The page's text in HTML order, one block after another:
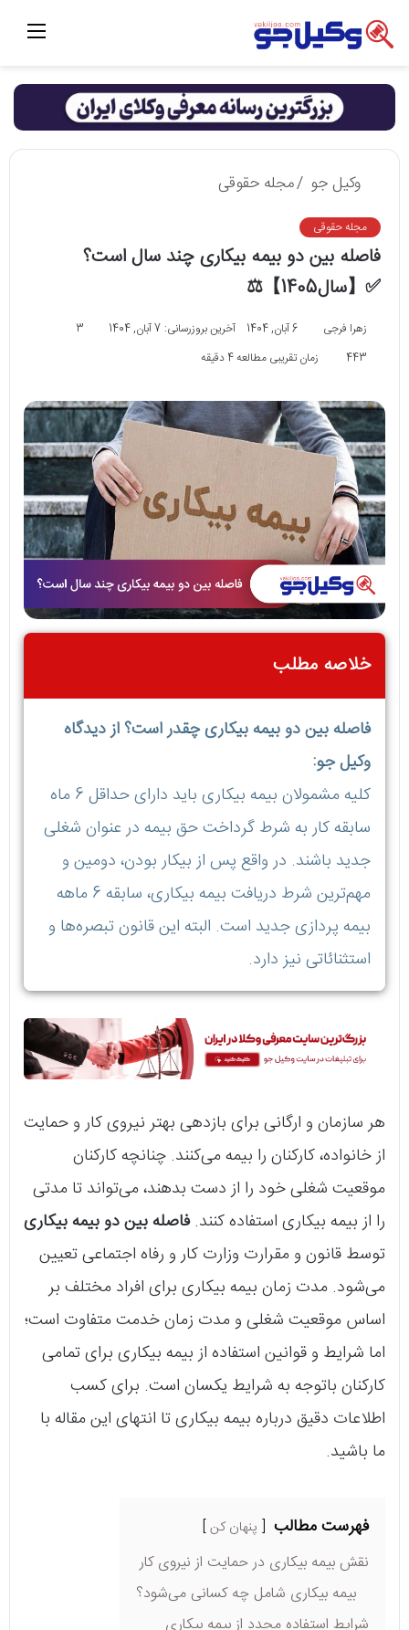
منو
وکیل جو /مجله حقوقی
مجله حقوقی
فاصله بین دو بیمه بیکاری چند سال است؟
✅【سال1405】⚖️
زهرا فرجی 6 آبان, 1404 آخرین بروزرسانی: 7 آبان, 1404
3
443
زمان تقریبی مطالعه 4 دقیقه
خلاصه مطلب
فاصله بین دو بیمه بیکاری چقدر است؟ از دیدگاه
وکیل جو:
کلیه مشمولان بیمه بیکاری باید دارای حداقل 6 ماه
سابقه کار به شرط گرداخت حق بیمه در عنوان شغلی
جدید باشند. در واقع پس از بیکار بودن، دومین و
مهم‌ترین شرط دریافت بیمه بیکاری، سابقه 6 ماهه
بیمه پردازی جدید است. البته این قانون تبصره‌ها و
استثنائاتی نیز دارد.
هر سازمان و ارگانی برای بازدهی بهتر نیروی کار و حمایت
از خانواده، کارکنان را بیمه می‌کنند. چنانچه کارکنان
موقعیت شغلی خود را از دست بدهند، می‌تواند تا مدتی
را از بیمه بیکاری استفاده کنند.فاصله بین دو بیمه بیکاری
توسط قانون و مقرارت وزارت کار و رفاه اجتماعی تعیین
می‌شود. مدت زمان بیمه بیکاری برای افراد مختلف بر
اساس موقعیت شغلی و مدت زمان خدمت متفاوت است؛
اما شرایط و قوانین استفاده از بیمه بیکاری برای تمامی
کارکنان باتوجه به شرایط یکسان است. برای کسب
اطلاعات دقیق درباره بیمه بیکاری تا انتهای این مقاله با
ما باشید.
فهرست مطالب پنهان کن
نقش بیمه بیکاری در حمایت از نیروی کار
بیمه بیکاری شامل چه کسانی می‌شود؟
شرایط استفاده مجدد از بیمه بیکاری